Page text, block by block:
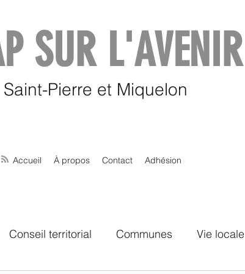
Saint-Pierre et Miquelon
SUR L'AVENIR
Accueil À propos Contact Adhésion
Conseil territorial Communes Vie locale